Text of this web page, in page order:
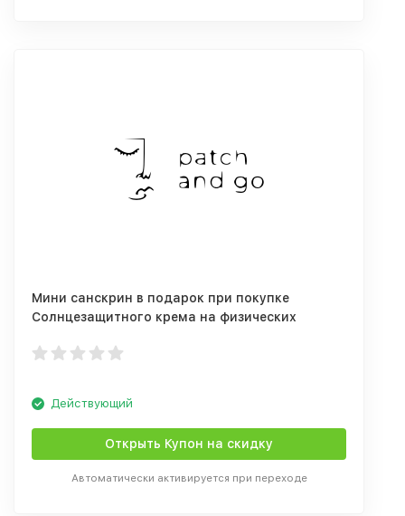
Мини санскрин в подарок при покупке
Солнцезащитного крема на физических
Действующий
Открыть Купон на скидку
Автоматически активируется при переходе